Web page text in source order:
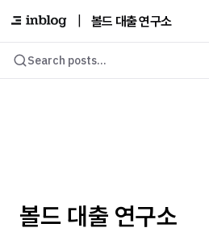
볼드 대출 연구소
Search posts...
볼드 대출 연구소